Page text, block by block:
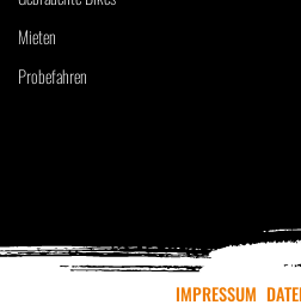
Mieten
Probefahren
IMPRESSUM